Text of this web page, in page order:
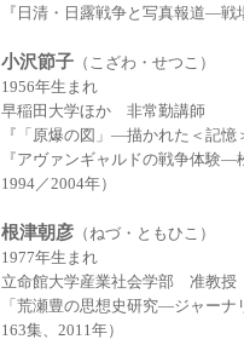
『日清・日露戦争と写真報道―
小沢節子 （こざわ・せつこ）
1956年生まれ
早稲田大学ほか 非常勤講師
『「原爆の図」―描かれた＜記
『アヴァンギャルドの戦争体験
1994／2004年）
根津朝彦 （ねづ・ともひこ）
1977年生まれ
立命館大学産業社会学部 准教授
「荒瀬豊の思想史研究―ジャー
163集、2011年）